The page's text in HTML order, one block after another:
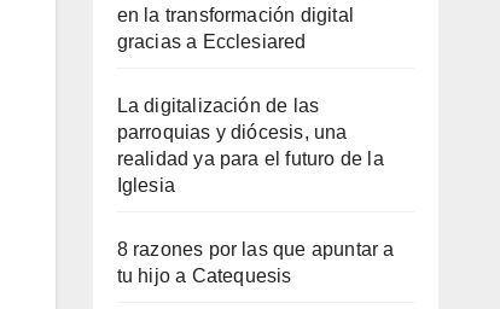
en la transformación digital
gracias a Ecclesiared
La digitalización de las
parroquias y diócesis, una
realidad ya para el futuro de la
Iglesia
8 razones por las que apuntar a
tu hijo a Catequesis